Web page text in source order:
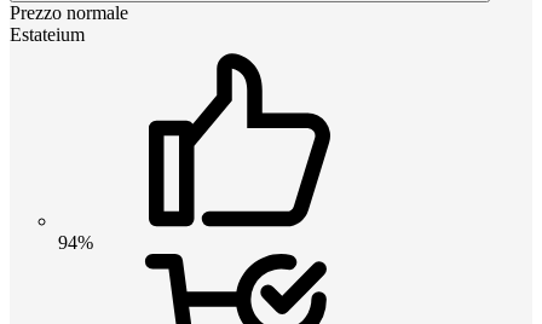
Prezzo normale
Estateium
94%